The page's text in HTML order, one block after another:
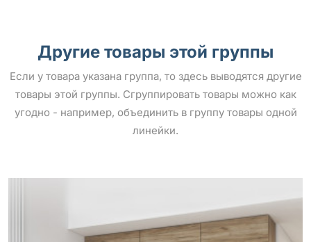
Другие товары этой группы
Если у товара указана группа, то здесь выводятся другие
товары этой группы. Сгруппировать товары можно как
угодно - например, объединить в группу товары одной
линейки.